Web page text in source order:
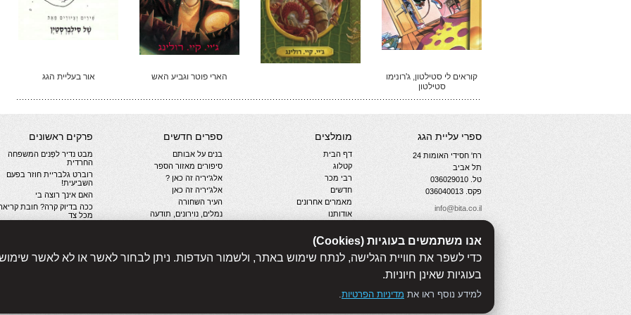
אנו משתמשים בעוגיות (Cookies)
כדי לשפר את חוויית הגלישה, לנתח שימוש באתר, ולשמור העדפות. ניתן לבחור לאשר או לא לאשר
בעוגיות שאינן חיוניות.
למידע נוסף ראו את מדיניות הפרטיות.
קוראים לי סטילטון, ג'רונימו
סטילטון
הארי פוטר וגביע האש אור בעליית הגג
ספרי עליית הגג
רח' חסידי האומות 24
תל אביב
טל. 036029010
פקס. 036040013
info@bita.co.il
WebManager
מומלצים
דף הבית
קטלוג
רבי מכר
חדשים
מאמרים אחרונים
אודותנו
מדיניות פרטיות
ספרים חדשים
בנים על אבותם
סיפורים מאזור הספר
אלג'יריה זה כאן ?
אלג'יריה זה כאן
העיר השחורה
נמלים, נוירונים, תודעה
האם אינך רוצה בי
פרקים ראשונים
מבט נדיר לפְּנים המשפחה
החרדית
רוברט גלבריית חוזר בפעם
השביעית!
האם אינך רוצה בי
ככה בדיוק קרה? חובת
מכל צד
הסופר חיים סבתו כותב על